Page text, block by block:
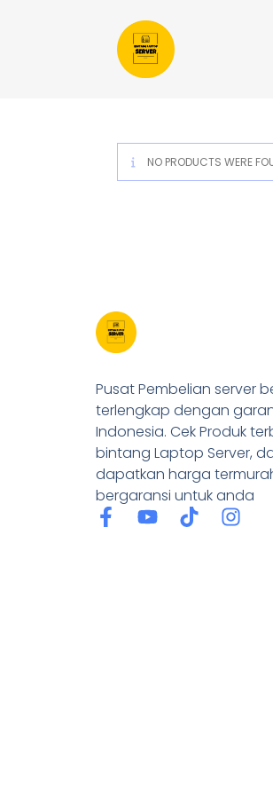
NO PRODUCTS WERE
Pusat Pembelian server
terlengkap dengan
Indonesia. Cek Produk
bintang Laptop Server,
dapatkan harga
bergaransi untuk anda